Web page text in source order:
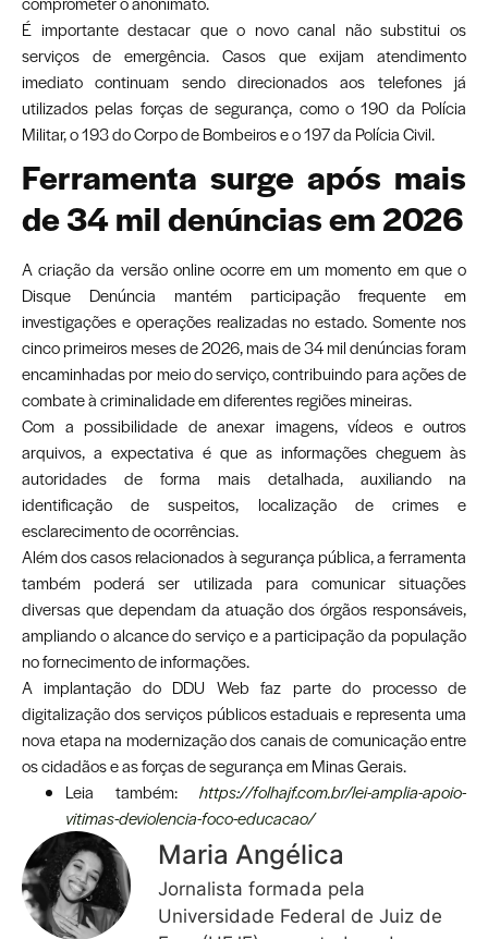
É importante destacar que o novo canal não substitui os
serviços de emergência. Casos que exijam atendimento
imediato continuam sendo direcionados aos telefones já
utilizados pelas forças de segurança, como o 190 da Polícia
Militar, o 193 do Corpo de Bombeiros e o 197 da Polícia Civil.
Ferramenta surge após mais
de 34 mil denúncias em 2026
A criação da versão online ocorre em um momento em que o
Disque Denúncia mantém participação frequente em
investigações e operações realizadas no estado. Somente nos
cinco primeiros meses de 2026, mais de 34 mil denúncias foram
encaminhadas por meio do serviço, contribuindo para ações de
combate à criminalidade em diferentes regiões mineiras.
Com a possibilidade de anexar imagens, vídeos e outros
arquivos, a expectativa é que as informações cheguem às
autoridades de forma mais detalhada, auxiliando na
identificação de suspeitos, localização de crimes e
esclarecimento de ocorrências.
Além dos casos relacionados à segurança pública, a ferramenta
também poderá ser utilizada para comunicar situações
diversas que dependam da atuação dos órgãos responsáveis,
ampliando o alcance do serviço e a participação da população
no fornecimento de informações.
A implantação do DDU Web faz parte do processo de
digitalização dos serviços públicos estaduais e representa uma
nova etapa na modernização dos canais de comunicação entre
os cidadãos e as forças de segurança em Minas Gerais.
Leia também: https://folhajf.com.br/lei-amplia-apoio-
vitimas-deviolencia-foco-educacao/
Maria Angélica
Jornalista formada pela
Universidade Federal de Juiz de